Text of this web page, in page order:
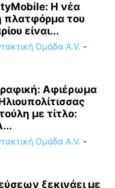
Η νέα
πλατφόρμα του
είναι...
Ομάδα A.V. -
Αφιέρωμα
με τίτλο:
Ομάδα A.V. -
ξεκινάει με